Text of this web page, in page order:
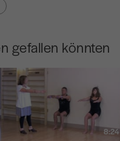
gefallen könnten
8:24